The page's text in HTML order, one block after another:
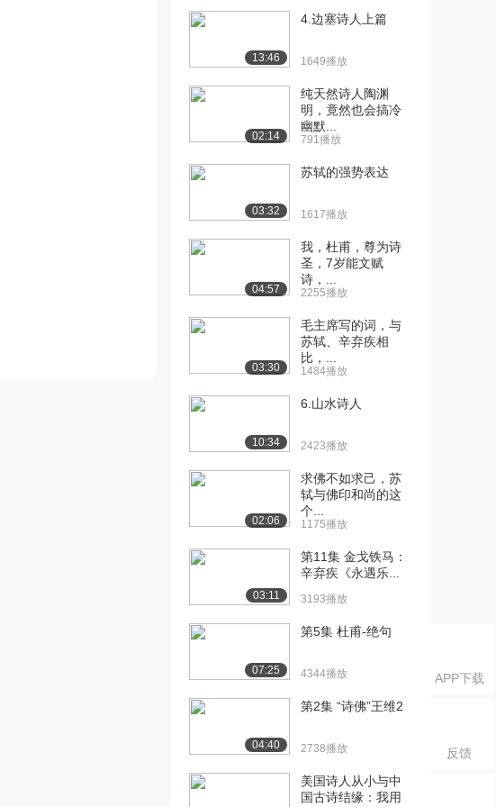
APP下载
反馈
[10] 2.1.4 行到水穷处，坐
看云起时...
看云起时...
文：另一个...
文：另一个...
[14] 2.2.1 出生与死亡之谜
2124播放
[15] 2.2.2漫游：五岳寻仙
不辞远
04:59
危机的缩影...
[17] 2.2.3赐金放还：盛世
危机的缩影...
06:28
[18] 2.2.4政治悲剧：李璘
之祸（上）
2810播放
05:04
[19] 2.2.4政治悲剧：李璘
05:05
[20] 2.2.5金陵：悲情之都
09:14
[21] 2.2.5金陵：悲情之都
09:11
13:46
4.边塞诗人上篇
1649播放
02:14
纯天然诗人陶渊
明，竟然也会搞冷
幽默...
791播放
03:32
苏轼的强势表达
1617播放
04:57
我，杜甫，尊为诗
圣，7岁能文赋
诗，...
2255播放
03:30
毛主席写的词，与
苏轼、辛弃疾相
比，...
1484播放
10:34
6.山水诗人
2423播放
02:06
求佛不如求己，苏
轼与佛印和尚的这
个...
1175播放
03:11
第11集 金戈铁马：
辛弃疾《永遇乐...
3193播放
07:25
第5集 杜甫-绝句
4344播放
04:40
第2集 “诗佛”王维2
2738播放
美国诗人从小与中
国古诗结缘：我用